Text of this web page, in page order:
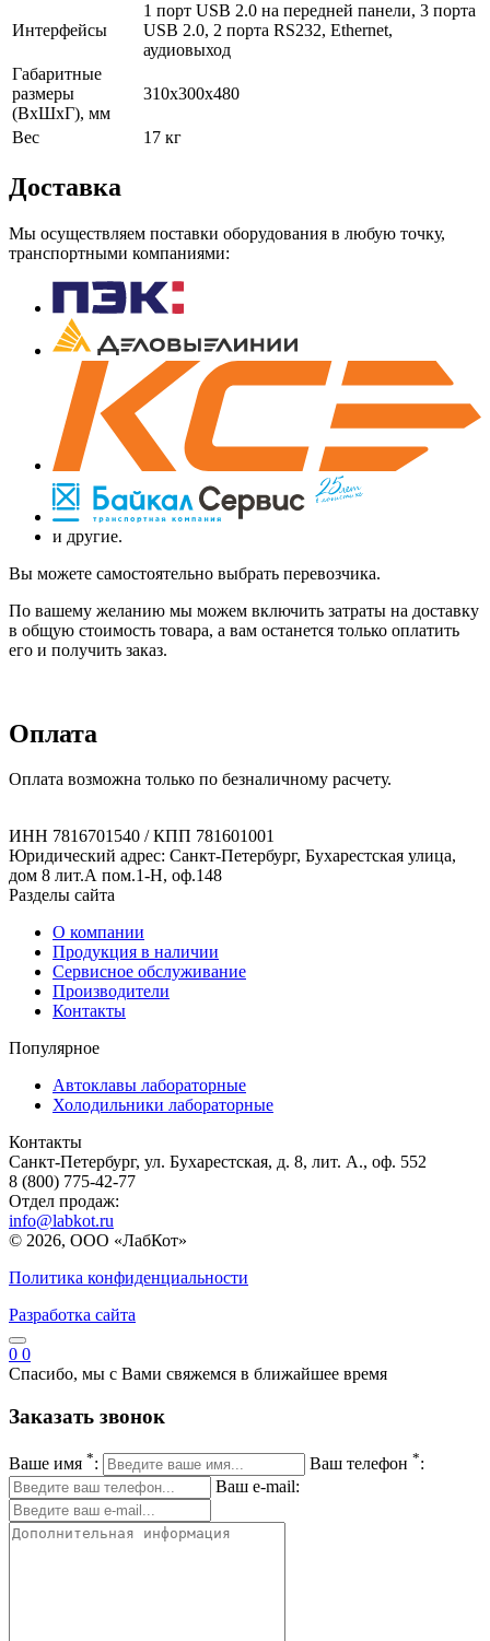
Интерфейсы
1 порт USB 2.0 на передней панели, 3 порта
USB 2.0, 2 порта RS232, Ethernet,
аудиовыход
Габаритные
размеры
(ВxШxГ), мм
310x300x480
Вес 17 кг
Доставка
Мы осуществляем поставки оборудования в любую точку,
транспортными компаниями:
и другие.
Вы можете самостоятельно выбрать перевозчика.
По вашему желанию мы можем включить затраты на доставку
в общую стоимость товара, а вам останется только оплатить
его и получить заказ.
Оплата
Оплата возможна только по безналичному расчету.
ИНН 7816701540 / КПП 781601001
Юридический адрес: Санкт-Петербург, Бухарестская улица,
дом 8 лит.А пом.1-Н, оф.148
Разделы сайта
О компании
Продукция в наличии
Сервисное обслуживание
Производители
Контакты
Популярное
Автоклавы лабораторные
Холодильники лабораторные
Контакты
Санкт-Петербург, ул. Бухарестская, д. 8, лит. А., оф. 552
8 (800) 775-42-77
Отдел продаж:
info@labkot.ru
© 2026, ООО «ЛабКот»
Политика конфиденциальности
Разработка сайта
0 0
Спасибо, мы с Вами свяжемся в ближайшее время
Заказать звонок
Ваше имя *: Ваш телефон *:
Ваш e-mail: